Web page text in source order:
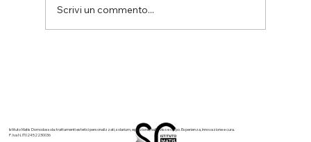
Scrivi un commento...
Istituto Matis Domodossola: trattamenti estetici personalizzati, solarium, epilazione, nails, viso e corpo. Esperienza, innovazione e cura.
P. Iva N. IT02452230036